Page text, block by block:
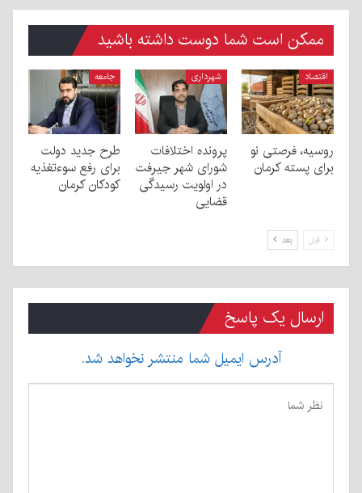
ممکن است شما دوست داشته باشید
اقتصاد
روسیه، فرصتی نو
برای پسته کرمان
شهرداری
پرونده اختلافات
شورای شهر جیرفت
در اولویت رسیدگی
قضایی
جامعه
طرح جدید دولت
برای رفع سوءتغذیه
کودکان کرمان
قبل بعد
ارسال یک پاسخ
آدرس ایمیل شما منتشر نخواهد شد.